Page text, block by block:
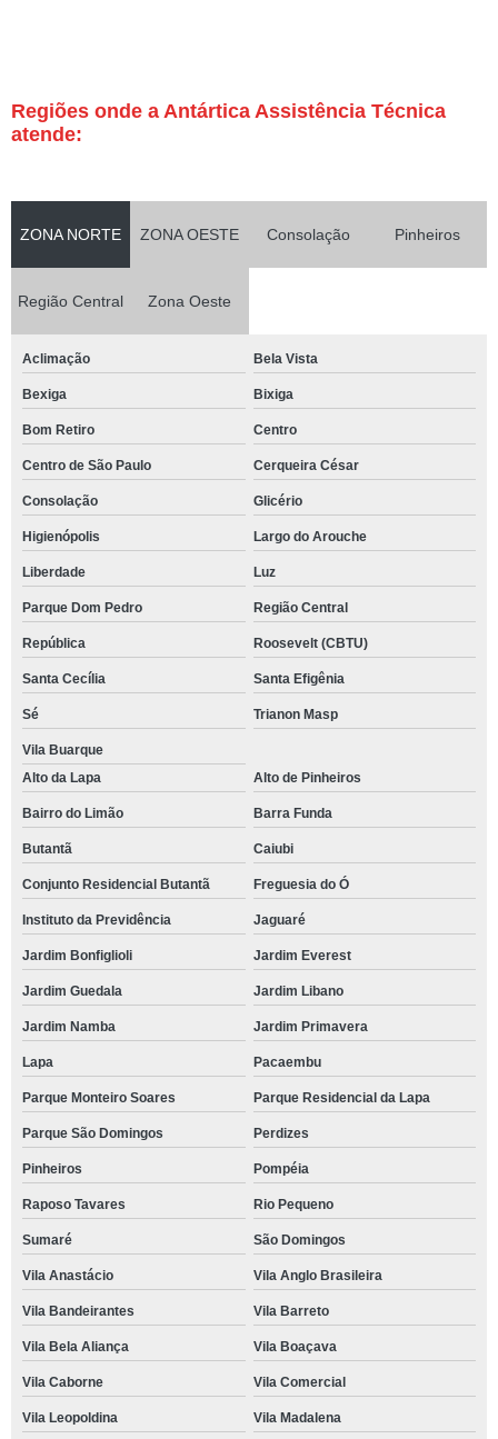
Regiões onde a Antártica Assistência Técnica
atende:
ZONA NORTE ZONA OESTE Consolação Pinheiros
Região Central Zona Oeste
Aclimação Bela Vista
Bexiga Bixiga
Bom Retiro Centro
Centro de São Paulo Cerqueira César
Consolação Glicério
Higienópolis Largo do Arouche
Liberdade Luz
Parque Dom Pedro Região Central
República Roosevelt (CBTU)
Santa Cecília Santa Efigênia
Sé Trianon Masp
Vila Buarque
Alto da Lapa
Alto de Pinheiros
Bairro do Limão Barra Funda
Butantã Caiubi
Conjunto Residencial Butantã Freguesia do Ó
Instituto da Previdência Jaguaré
Jardim Bonfiglioli Jardim Everest
Jardim Guedala Jardim Libano
Jardim Namba Jardim Primavera
Lapa Pacaembu
Parque Monteiro Soares Parque Residencial da Lapa
Parque São Domingos Perdizes
Pinheiros Pompéia
Raposo Tavares Rio Pequeno
Sumaré São Domingos
Vila Anastácio Vila Anglo Brasileira
Vila Bandeirantes Vila Barreto
Vila Bela Aliança Vila Boaçava
Vila Caborne Vila Comercial
Vila Leopoldina Vila Madalena